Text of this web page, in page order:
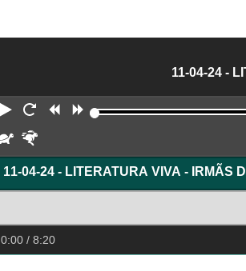
11-04-24 -
Reproduzir
Reiniciar
Retroceder
Avançar
Devagar
11-04-24 - LITERATURA VIVA - IRMÃS
0:00 / 8:20